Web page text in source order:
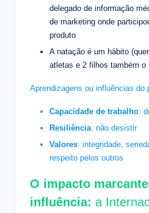
delegado de informação
de marketing onde
produto
A natação é um hábito
atletas e 2 filhos também o
Aprendizagens ou influências do
Capacidade de trabalho:
Resiliência: não desistir
Valores: integridade,
respeito pelos outros
O impacto
influência: a